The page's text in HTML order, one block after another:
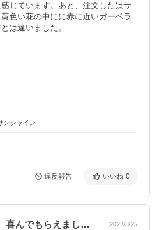
じています。あと、注文したはサ
色い花の中にに赤に近いガーベラ
は違いました。
ンシャイン
違反報告 いいね 0
すごいボリューム！ 喜んでもらえました！ 2022/3/25